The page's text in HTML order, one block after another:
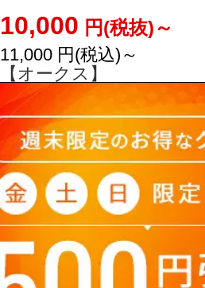
10,000 円(税抜)～
11,000 円(税込)～
【オークス】